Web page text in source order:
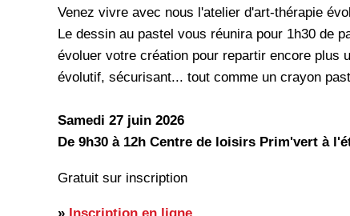
Venez vivre avec nous l'atelier d'art-thérapie
Le dessin au pastel vous réunira pour 1h30 de
évoluer votre création pour repartir encore plus
évolutif, sécurisant... tout comme un crayon
Samedi 27 juin 2026
De 9h30 à 12h Centre de loisirs Prim'vert à
Gratuit sur inscription
» Inscription en ligne